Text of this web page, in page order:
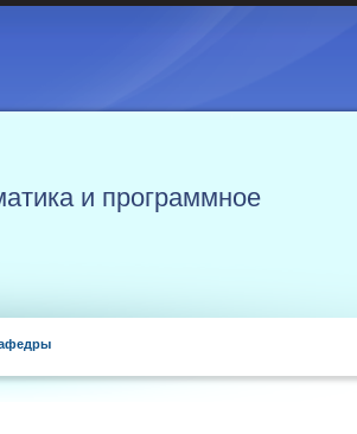
и программное